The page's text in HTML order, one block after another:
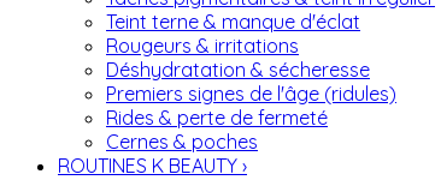
Teint terne & manque d'éclat
Rougeurs & irritations
Déshydratation & sécheresse
Premiers signes de l'âge (ridules)
Rides & perte de fermeté
Cernes & poches
ROUTINES K BEAUTY ›